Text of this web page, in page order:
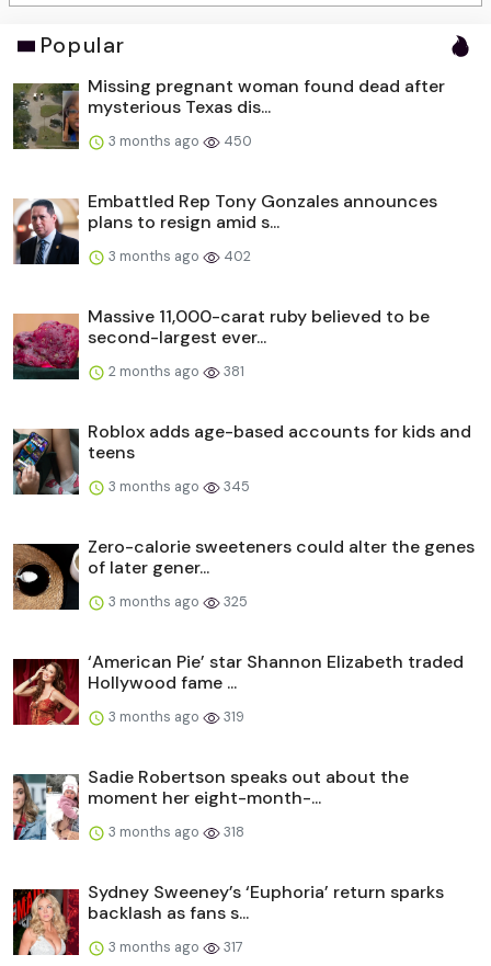
Popular
Missing pregnant woman found dead after
mysterious Texas dis...
3 months ago 450
Embattled Rep Tony Gonzales announces
plans to resign amid s...
3 months ago 402
Massive 11,000-carat ruby believed to be
second-largest ever...
2 months ago 381
Roblox adds age-based accounts for kids and
teens
3 months ago 345
Zero-calorie sweeteners could alter the genes
of later gener...
3 months ago 325
‘American Pie’ star Shannon Elizabeth traded
Hollywood fame ...
3 months ago 319
Sadie Robertson speaks out about the
moment her eight-month-...
3 months ago 318
Sydney Sweeney’s ‘Euphoria’ return sparks
backlash as fans s...
3 months ago 317